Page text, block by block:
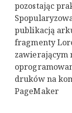
pozostając
publikacją
fragmenty
zawierającym
druków na
PageMaker